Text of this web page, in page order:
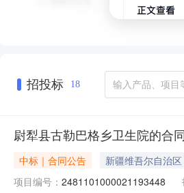
招投标 18
尉犁县古勒巴格乡卫生院的合
中标｜合同公告
新疆维吾尔自治
项目编号： 2481101000021193448